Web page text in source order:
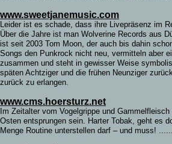
www.sweetjanemusic.com
Leider ist es schade, dass ihre Livepräsenz im
Über die Jahre ist man Wolverine Records aus
ist seit 2003 Tom Moon, der auch bis dahin
Songs den Punkrock nicht neu, vermitteln aber
zusammen und steht in gewisser Weise
späten Achtziger und die frühen Neunziger
zurück zu erlangen.
www.cms.hoersturz.net
Im Zeitalter vom Vogelgrippe und
Osten entsprungen sein. Harter Tobak, geht es
Menge Routine unterstellen darf – und muss!